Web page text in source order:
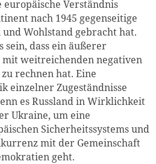
Verständnis
nach 1945 gegenseitige
Wohlstand gebracht hat.
sein, dass ein äußerer
mit weitreichenden negativen
rechnen hat. Eine
einzelner Zugeständnisse
es Russland in Wirklichkeit
Ukraine, um eine
Sicherheitssystems und
mit der Gemeinschaft
geht.